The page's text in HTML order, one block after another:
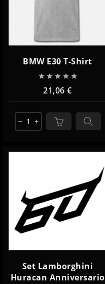
BMW E30 T-Shirt
    
21,06 €
remove add
Set Lamborghini
Huracan Anniversario